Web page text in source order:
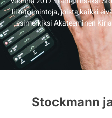
liiketoimintoja, joista kaikki
esimerkiksi Akateeminen
Stockmann